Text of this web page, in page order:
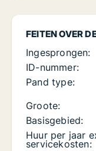
FEITEN OVER
Ingesprongen:
ID-nummer:
Pand type:
Groote:
Basisgebied:
Huur per jaar
servicekosten: